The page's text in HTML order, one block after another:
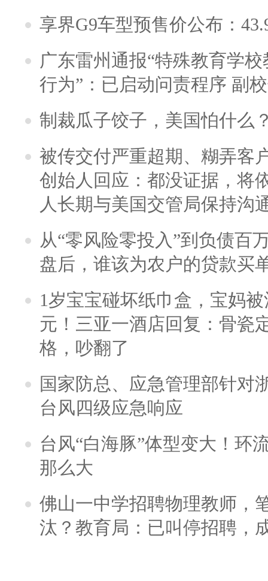
享界G9车型预售价公布：
广东雷州通报“特殊教育学
行为”：已启动问责程序 副
制裁瓜子饺子，美国怕什么
被传交付严重超期、糊弄客
创始人回应：都没证据，将
人长期与美国交管局保持沟
从“零风险零投入”到负债百
盘后，谁该为农户的贷款买
1岁宝宝碰坏纸巾盒，宝妈
元！三亚一酒店回复：骨瓷
格，吵翻了
国家防总、应急管理部针对
台风四级应急响应
台风“白海豚”体型变大！环
那么大
佛山一中学招聘物理教师，
汰？教育局：已叫停招聘，